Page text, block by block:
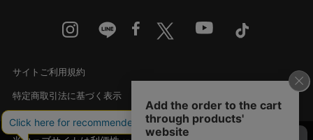
サイトご利用規約
特定商取引法に基づく表示
古物営業法に基づく表示